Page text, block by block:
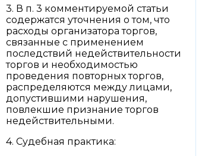
3. В п. 3 комментируемой статьи
содержатся уточнения о том, что
расходы организатора торгов,
связанные с применением
последствий недействительности
торгов и необходимостью
проведения повторных торгов,
распределяются между лицами,
допустившими нарушения,
повлекшие признание торгов
недействительными.
4. Судебная практика: